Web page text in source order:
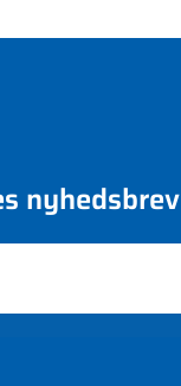
nyhedsbrev